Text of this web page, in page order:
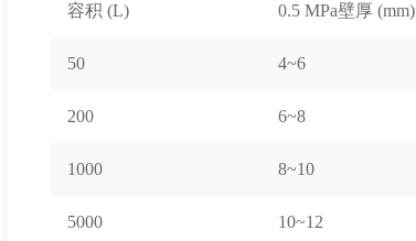
容积 (L) 0.5 MPa壁厚 (mm)
50 4~6
200 6~8
1000 8~10
5000 10~12